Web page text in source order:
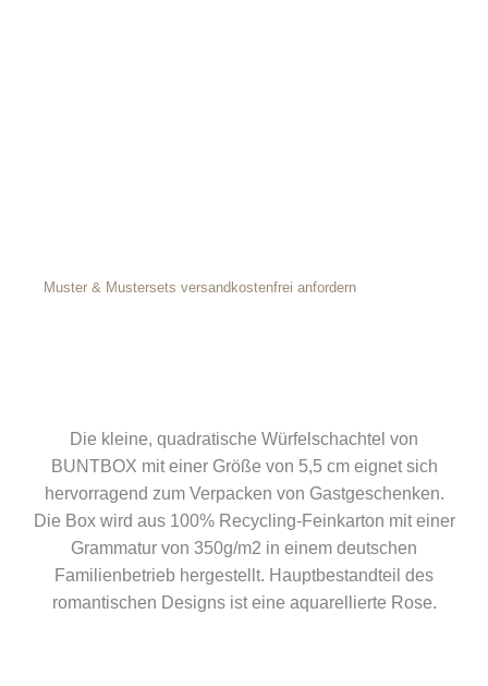
Muster & Mustersets versandkostenfrei anfordern
Die kleine, quadratische Würfelschachtel von
BUNTBOX mit einer Größe von 5,5 cm eignet sich
hervorragend zum Verpacken von Gastgeschenken.
Die Box wird aus 100% Recycling-Feinkarton mit einer
Grammatur von 350g/m2 in einem deutschen
Familienbetrieb hergestellt. Hauptbestandteil des
romantischen Designs ist eine aquarellierte Rose.